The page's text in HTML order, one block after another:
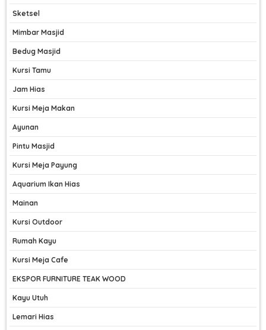
Sketsel
Mimbar Masjid
Bedug Masjid
Kursi Tamu
Jam Hias
Kursi Meja Makan
Ayunan
Pintu Masjid
Kursi Meja Payung
Aquarium Ikan Hias
Mainan
Kursi Outdoor
Rumah Kayu
Kursi Meja Cafe
EKSPOR FURNITURE TEAK WOOD
Kayu Utuh
Lemari Hias